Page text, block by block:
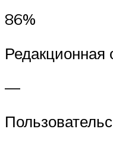
86%
Редакционная
—